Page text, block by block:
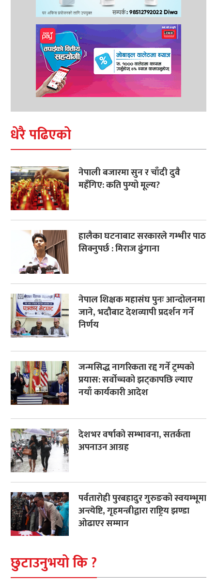
धेरै पढिएको
नेपाली बजारमा सुन र चाँदी दुवै
महँगिए: कति पुग्यो मूल्य?
हालैका घटनाबाट सरकारले गम्भीर पाठ
सिक्नुपर्छ : मिराज ढुंगाना
नेपाल शिक्षक महासंघ पुनः आन्दोलनमा
जाने, भदौबाट देशव्यापी प्रदर्शन गर्ने
निर्णय
जन्मसिद्ध नागरिकता रद्द गर्ने ट्रम्पको
प्रयास: सर्वोच्चको झट्कापछि ल्याए
नयाँ कार्यकारी आदेश
देशभर वर्षाको सम्भावना, सतर्कता
अपनाउन आग्रह
पर्वतारोही पुरबहादुर गुरुङको स्वयम्भूमा
अन्त्येष्टि, गृहमन्त्रीद्वारा राष्ट्रिय झण्डा
ओढाएर सम्मान
छुटाउनुभयो कि ?